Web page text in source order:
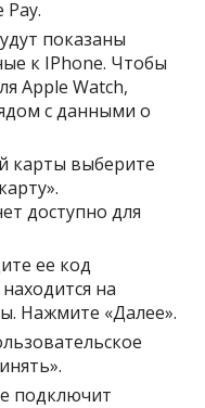
показаны
к IPhone. Чтобы
Apple Watch,
с данными о
карты выберите
доступно для
ее код
на
Нажмите «Далее».
подключит